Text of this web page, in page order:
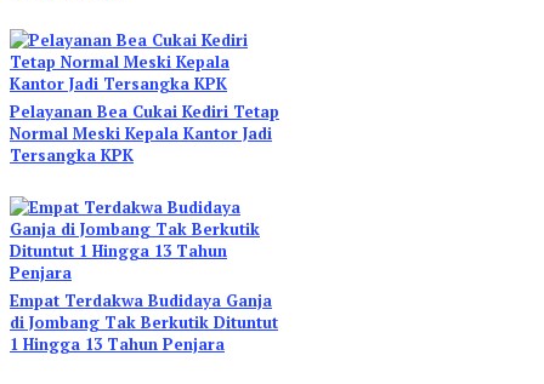
Pelayanan Bea Cukai Kediri Tetap
Normal Meski Kepala Kantor Jadi
Tersangka KPK
Empat Terdakwa Budidaya Ganja
di Jombang Tak Berkutik Dituntut
1 Hingga 13 Tahun Penjara